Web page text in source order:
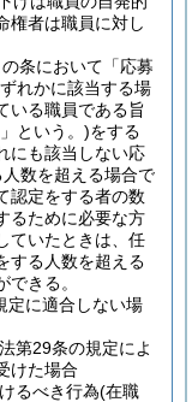
権者は職員に対し
条において「応募
れかに該当する場
いる職員である旨
という。)をする
にも該当しない応
数を超える場合で
認定をする者の数
るために必要な方
ていたときは、任
する人数を超える
きる。
定に適合しない場
第29条の規定によ
けた場合
るべき行為(在職